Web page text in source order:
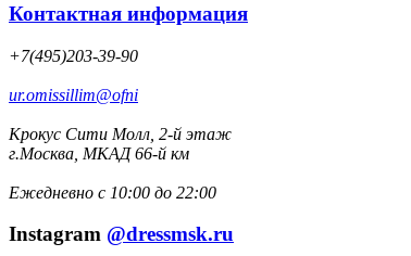
Контактная информация
+7(495)203-39-90
ur.omissillim@ofni
Крокус Сити Молл, 2-й этаж
г.Москва, МКАД 66-й км
Ежедневно с 10:00 до 22:00
Instagram @dressmsk.ru